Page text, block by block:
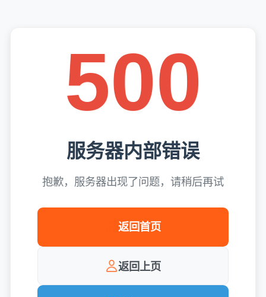
500
服务器内部错误
抱歉，服务器出现了问题，请稍后再试
返回首页
返回上页